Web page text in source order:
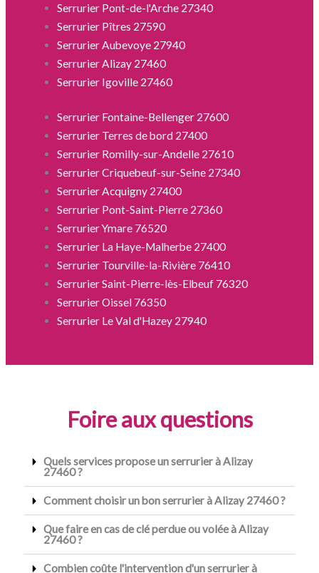
Serrurier Pont-de-l'Arche 27340
Serrurier Pîtres 27590
Serrurier Aubevoye 27940
Serrurier Alizay 27460
Serrurier Igoville 27460
Serrurier Fontaine-Bellenger 27600
Serrurier Terres de bord 27400
Serrurier Romilly-sur-Andelle 27610
Serrurier Criquebeuf-sur-Seine 27340
Serrurier Acquigny 27400
Serrurier Pont-Saint-Pierre 27360
Serrurier Ymare 76520
Serrurier La Haye-Malherbe 27400
Serrurier Tourville-la-Rivière 76410
Serrurier Saint-Pierre-lès-Elbeuf 76320
Serrurier Oissel 76350
Serrurier Le Val d'Hazey 27940
Foire aux questions
Quels services propose un serrurier à Alizay
27460 ?
Comment choisir un bon serrurier à Alizay 27460 ?
Que faire en cas de clé perdue ou volée à Alizay
27460 ?
Combien coûte l'intervention d'un serrurier à